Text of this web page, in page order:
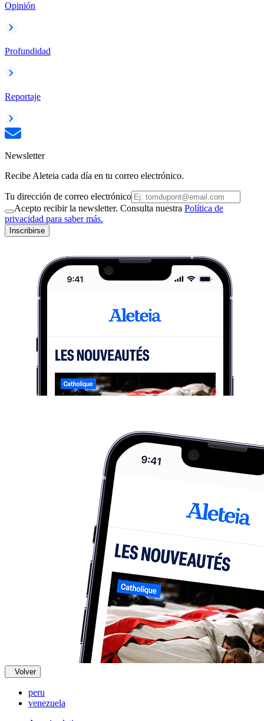
Opinión
Profundidad
Reportaje
Newsletter
Recibe Aleteia cada día en tu correo electrónico.
Tu dirección de correo electrónico
Acepto recibir la newsletter. Consulta nuestra Política de
privacidad para saber más.
Inscribirse
Volver
peru
venezuela